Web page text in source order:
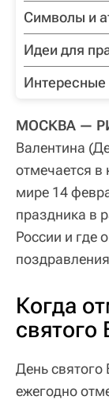
Символы и
Идеи для
Интересные
МОСКВА —
Валентина
отмечается в
мире 14
праздника в
России и где
Когда
святого
День святого
ежегодно